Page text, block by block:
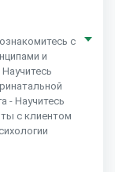
с
и
- Научитесь
с клиентом